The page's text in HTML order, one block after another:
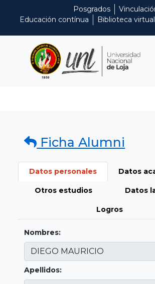
Posgrados
Educación contínua
Biblioteca virtual
Ficha Alumni
Datos personales Datos
Otros estudios Datos
Logros
Nombres:
Apellidos: